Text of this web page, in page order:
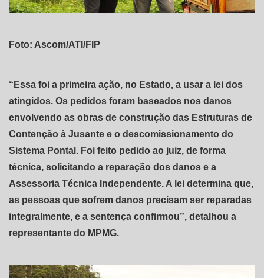
Foto: Ascom/ATI/FIP
“Essa foi a primeira ação, no Estado, a usar a lei dos
atingidos. Os pedidos foram baseados nos danos
envolvendo as obras de construção das Estruturas de
Contenção à Jusante e o descomissionamento do
Sistema Pontal. Foi feito pedido ao juiz, de forma
técnica, solicitando a reparação dos danos e a
Assessoria Técnica Independente. A lei determina que,
as pessoas que sofrem danos precisam ser reparadas
integralmente, e a sentença confirmou”, detalhou a
representante do MPMG.